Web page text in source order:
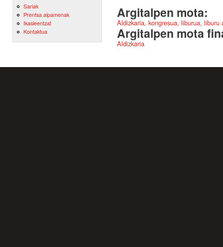
Sariak
Prentsa aipamenak
Ikasleentzat
Kontaktua
Argitalpen mota:
Aldizkaria, kongresua, liburua,
Argitalpen mota
Aldizkaria